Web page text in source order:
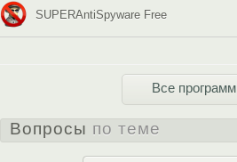
SUPERAntiSpyware Free
Все
Вопросы по теме